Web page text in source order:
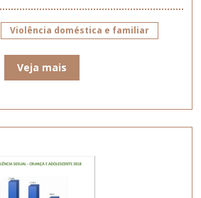
Violência doméstica e familiar
Veja mais